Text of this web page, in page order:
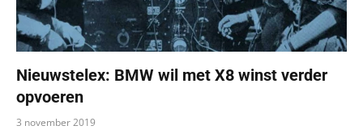
Nieuwstelex: BMW wil met X8 winst verder
opvoeren
3 november 2019